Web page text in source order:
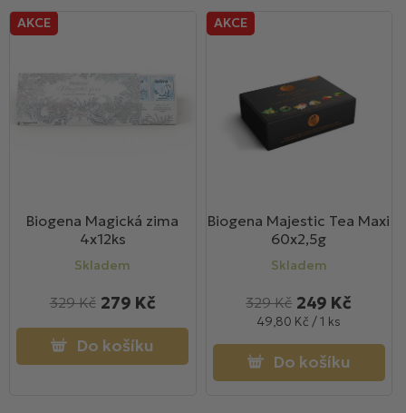
AKCE
Biogena Magická zima
4x12ks
Skladem
279 Kč
329 Kč
Do košíku
AKCE
Biogena Majestic Tea Maxi
60x2,5g
Skladem
249 Kč
329 Kč
Měrná
49,80 Kč / 1 ks
Do košíku